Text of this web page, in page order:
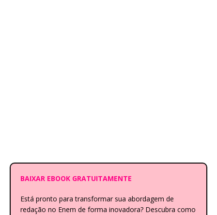
BAIXAR EBOOK GRATUITAMENTE
Está pronto para transformar sua abordagem de
redação no Enem de forma inovadora? Descubra como